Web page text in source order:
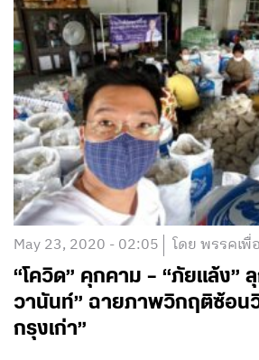
May 23, 2020 - 02:05 โดย พรรคเพื่
“โควิด” คุกคาม – “ภัยแล้ง”
วานันท์” ฉายภาพวิกฤติซ้อน
กรุงเก่า”